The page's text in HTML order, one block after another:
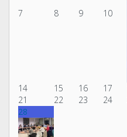
7 8 9 10
14 15 16 17
21
22 23 24
28